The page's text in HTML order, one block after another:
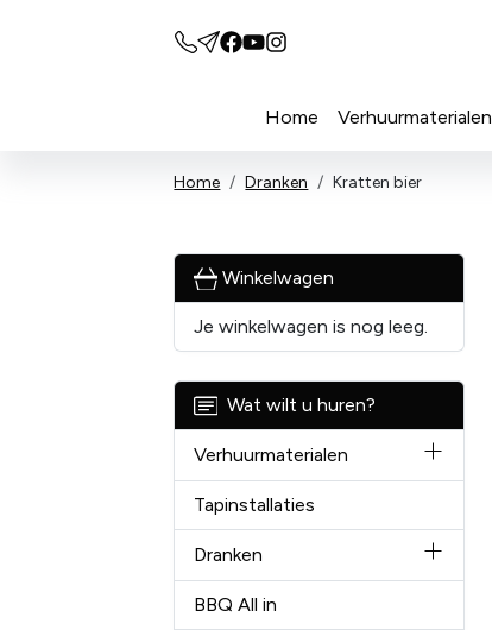
Home Verhuurmaterialen
Home Dranken Kratten bier
Winkelwagen
Je winkelwagen is nog leeg.
Wat wilt u huren?
Verhuurmaterialen
Tapinstallaties
Dranken
BBQ All in